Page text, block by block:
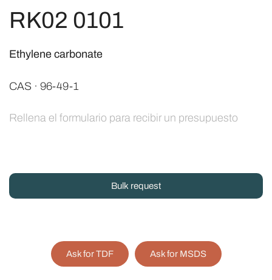
RK02 0101
Ethylene carbonate
CAS · 96-49-1
Rellena el formulario para recibir un presupuesto
Bulk request
Ask for TDF Ask for MSDS